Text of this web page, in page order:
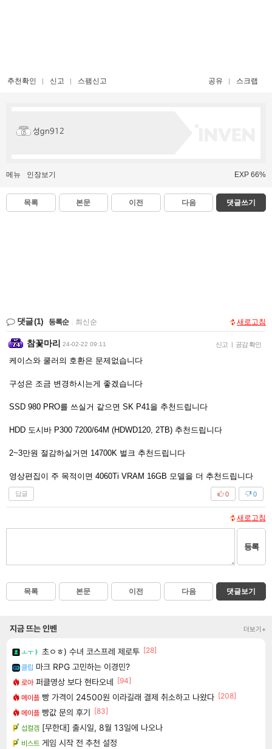
추천확인 신고 스팸신고 공유 스크랩
성gn912
메뉴 인장보기 EXP 66%
목록 본문 이전 다음 댓글쓰기
댓글(1) 등록순 최신순 새로고침
참꽃마리 24-02-22 09:11 신고 | 공감 확인
케이스와 쿨러의 호환은 문제없습니다
구성은 조금 변경하시는게 좋겠습니다
SSD 980 PRO를 쓰실거 같으면 SK P41을 추천드립니다
HDD 도시바 P300 7200/64M (HDWD120, 2TB) 추천드립니다
2~3만원 절감하실거면 14700K 벌크 추천드립니다
영상편집이 주 목적이면 4060Ti VRAM 16GB 모델을 더 추천드립니다
답글 0
0
새로고침
등록
목록 본문 이전 다음 댓글보기
지금 뜨는 인벤 더보기+
ㅗㅜㅑ 초ㅇㅎ) 수녀 코스프레 제로투 [28]
클립 마크 RPG 고민하는 이경민?
로아 퍼클영상 보다 현타오네 [94]
메이플 빵 가격이 24500원 이라길래 결제 취소하고 나왔다 [208]
메이플 빵값 문의 후기 [83]
섭컬겜 [무한대] 출시일, 8월 13일에 나오나
비스트 게임 시작 전 추천 설정